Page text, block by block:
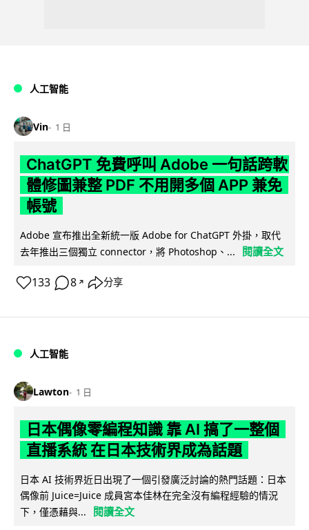
人工智能
Vin 1 日
ChatGPT 免費呼叫 Adobe 一句話跨軟
體修圖兼整 PDF 不用開多個 APP 兼免
帳號
Adobe 宣布推出全新統一版 Adobe for ChatGPT 外掛，取代
去年推出三個獨立 connector，將 Photoshop、...
閱讀全文
133 8 ↗ 分享
人工智能
Lawton 1 日
日本偶像零編程知識 靠 AI 搞了一整個
直播系統 在日本技術界成為話題
日本 AI 技術界近日出現了一個引發廣泛討論的熱門話題：日本
偶像前 Juice=Juice 成員宮本佳林在完全沒有編程經驗的情況
下，僅憑藉與...
閱讀全文